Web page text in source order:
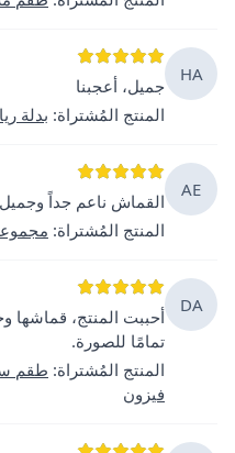
HA
جميل، أعجبنا
المنتج المُشتراة: بدلة
AE
القماش ناعم جداً
المنتج المُشتراة:
DA
أحببت المنتج، قماشها
تمامًا للصورة.
المنتج المُشتراة: طقم
فيزون